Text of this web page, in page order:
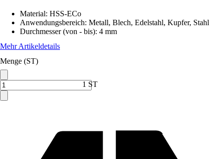
Material: HSS-ECo
Anwendungsbereich: Metall, Blech, Edelstahl, Kupfer, Stahl
Durchmesser (von - bis): 4 mm
Mehr Artikeldetails
Menge (ST)
1 ST